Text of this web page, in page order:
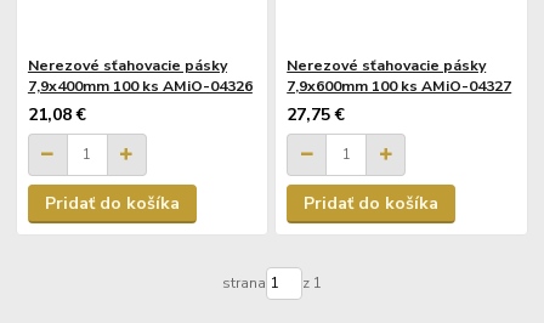
Nerezové sťahovacie pásky
7,9x400mm 100 ks AMiO-04326
21,08 €
Pridať do košíka
Nerezové sťahovacie pásky
7,9x600mm 100 ks AMiO-04327
27,75 €
Pridať do košíka
strana z 1